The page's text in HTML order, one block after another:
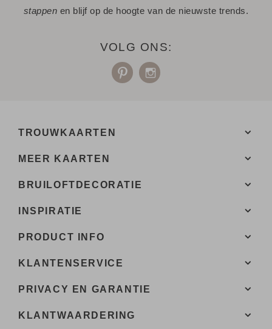
stappen en blijf op de hoogte van de nieuwste trends.
VOLG ONS:
TROUWKAARTEN
MEER KAARTEN
BRUILOFTDECORATIE
INSPIRATIE
PRODUCT INFO
KLANTENSERVICE
PRIVACY EN GARANTIE
KLANTWAARDERING